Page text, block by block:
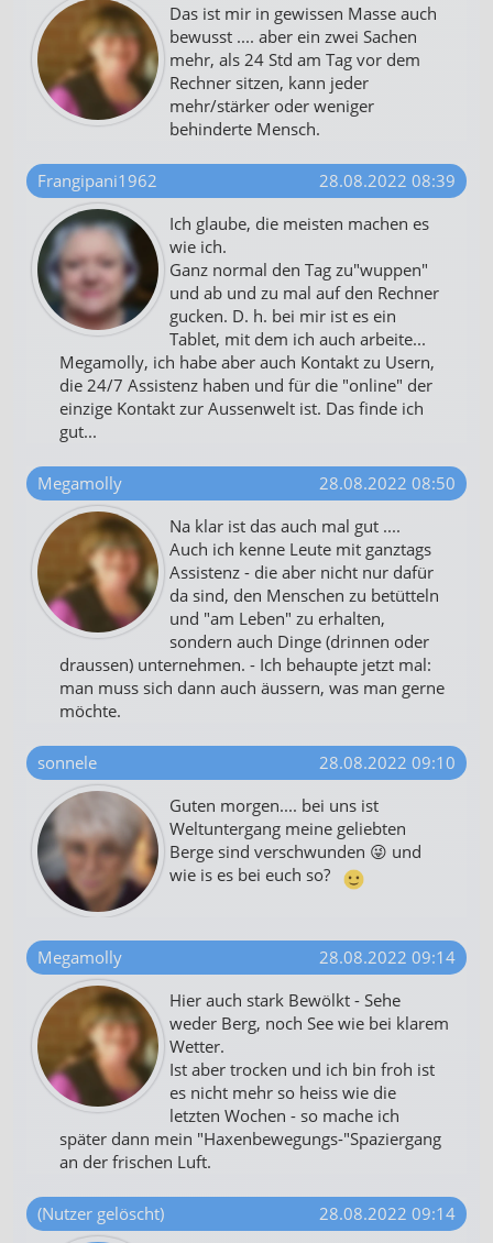
Das ist mir in gewissen Masse auch
bewusst .... aber ein zwei Sachen
mehr, als 24 Std am Tag vor dem
Rechner sitzen, kann jeder
mehr/stärker oder weniger
behinderte Mensch.
Frangipani1962
28.08.2022 08:39
Ich glaube, die meisten machen es
wie ich.
Ganz normal den Tag zu"wuppen"
und ab und zu mal auf den Rechner
gucken. D. h. bei mir ist es ein
Tablet, mit dem ich auch arbeite...
Megamolly, ich habe aber auch Kontakt zu Usern,
die 24/7 Assistenz haben und für die "online" der
einzige Kontakt zur Aussenwelt ist. Das finde ich
gut...
Megamolly
28.08.2022 08:50
Na klar ist das auch mal gut ....
Auch ich kenne Leute mit ganztags
Assistenz - die aber nicht nur dafür
da sind, den Menschen zu betütteln
und "am Leben" zu erhalten,
sondern auch Dinge (drinnen oder
draussen) unternehmen. - Ich behaupte jetzt mal:
man muss sich dann auch äussern, was man gerne
möchte.
sonnele
28.08.2022 09:10
Guten morgen.... bei uns ist
Weltuntergang meine geliebten
Berge sind verschwunden 😜 und
wie is es bei euch so?
Megamolly
28.08.2022 09:14
Hier auch stark Bewölkt - Sehe
weder Berg, noch See wie bei klarem
Wetter.
Ist aber trocken und ich bin froh ist
es nicht mehr so heiss wie die
letzten Wochen - so mache ich
später dann mein "Haxenbewegungs-"Spaziergang
an der frischen Luft.
(Nutzer gelöscht)
28.08.2022 09:14